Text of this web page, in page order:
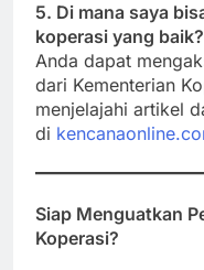
5. Di mana saya
koperasi yang baik?
Anda dapat
dari Kementerian
menjelajahi artikel
di
Siap Menguatkan
Koperasi?